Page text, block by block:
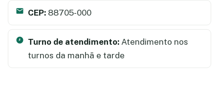
CEP: 88705-000
Turno de atendimento: Atendimento nos
turnos da manhã e tarde